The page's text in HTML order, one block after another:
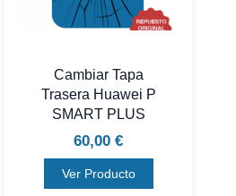
Cambiar Tapa
Trasera Huawei P
SMART PLUS
60,00 €
Ver Producto